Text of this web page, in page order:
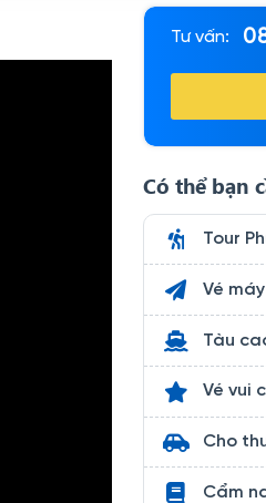
Tư vấn:
Có thể bạn
Tour
Vé
Tàu
Vé vui
Cho
Cẩm